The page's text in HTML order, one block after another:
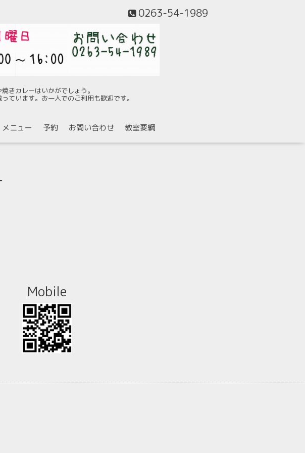
0263-54-1989
きカレーはいかがでしょう。
ています。お一人でのご利用も歓迎です。
メニュー 予約 お問い合わせ 教室要綱
Mobile